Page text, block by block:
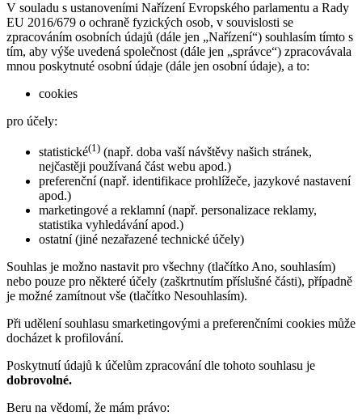
V souladu s ustanoveními Nařízení Evropského parlamentu a Rady
EU 2016/679 o ochraně fyzických osob, v souvislosti se
zpracováním osobních údajů (dále jen „Nařízení“) souhlasím tímto s
tím, aby výše uvedená společnost (dále jen „správce“) zpracovávala
mnou poskytnuté osobní údaje (dále jen osobní údaje), a to:
cookies
pro účely:
statistické(1) (např. doba vaší návštěvy našich stránek,
nejčastěji používaná část webu apod.)
preferenční (např. identifikace prohlížeče, jazykové nastavení
apod.)
marketingové a reklamní (např. personalizace reklamy,
statistika vyhledávání apod.)
ostatní (jiné nezařazené technické účely)
Souhlas je možno nastavit pro všechny (tlačítko Ano, souhlasím)
nebo pouze pro některé účely (zaškrtnutím příslušné části), případně
je možné zamítnout vše (tlačítko Nesouhlasím).
Při udělení souhlasu smarketingovými a preferenčními cookies může
docházet k profilování.
Poskytnutí údajů k účelům zpracování dle tohoto souhlasu je
dobrovolné.
Beru na vědomí, že mám právo: